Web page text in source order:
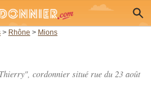
> Rhône > Mions
cordonnier situé rue du 23 août